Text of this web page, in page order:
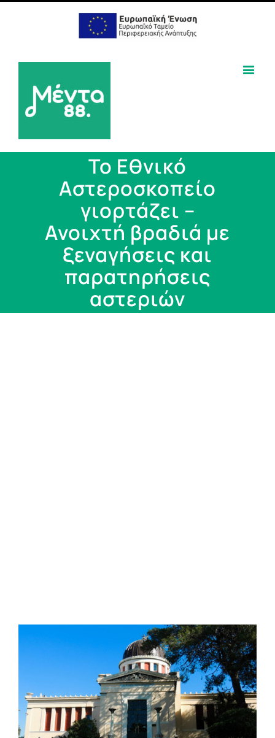
Το Εθνικό
Αστεροσκοπείο
γιορτάζει –
Ανοιχτή βραδιά με
ξεναγήσεις και
παρατηρήσεις
αστεριών
Larger